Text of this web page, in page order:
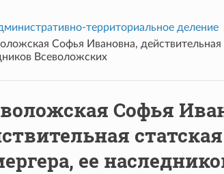
территориальное деление
Софья Ивановна,
Всеволожских
Софья
ее